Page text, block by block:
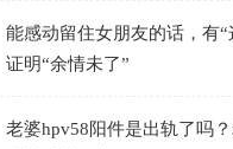
能感动留住女朋友的话，有“
证明“余情未了”
老婆hpv58阳件是出轨了吗